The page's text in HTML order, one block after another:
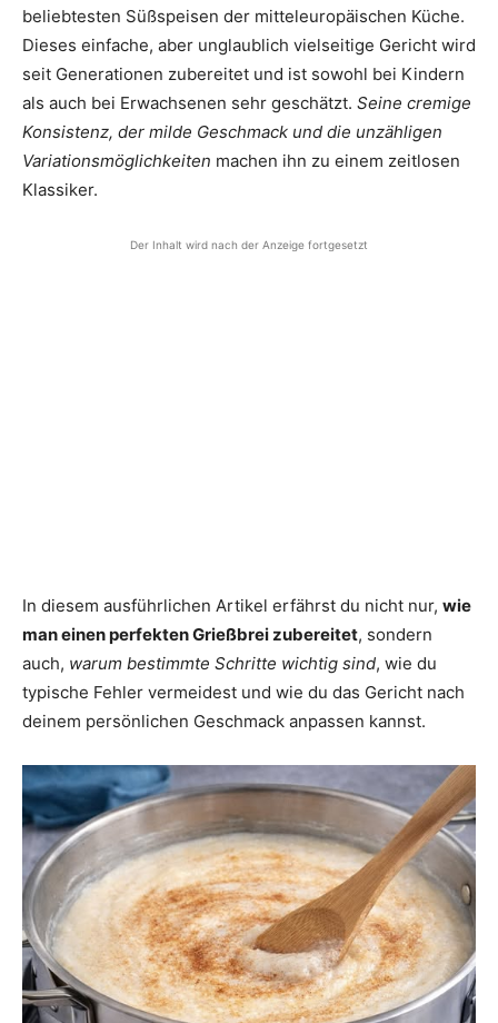
beliebtesten Süßspeisen der mitteleuropäischen Küche.
Dieses einfache, aber unglaublich vielseitige Gericht wird
seit Generationen zubereitet und ist sowohl bei Kindern
als auch bei Erwachsenen sehr geschätzt. Seine cremige
Konsistenz, der milde Geschmack und die unzähligen
Variationsmöglichkeiten machen ihn zu einem zeitlosen
Klassiker.
Der Inhalt wird nach der Anzeige fortgesetzt
In diesem ausführlichen Artikel erfährst du nicht nur, wie
man einen perfekten Grießbrei zubereitet, sondern
auch, warum bestimmte Schritte wichtig sind, wie du
typische Fehler vermeidest und wie du das Gericht nach
deinem persönlichen Geschmack anpassen kannst.